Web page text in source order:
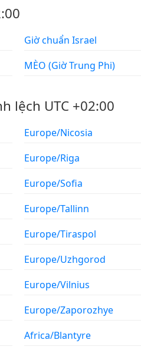
Giờ chuẩn Israel
MÈO (Giờ Trung Phi)
lệch UTC +02:00
Europe/Nicosia
Europe/Riga
Europe/Sofia
Europe/Tallinn
Europe/Tiraspol
Europe/Uzhgorod
Europe/Vilnius
Europe/Zaporozhye
Africa/Blantyre